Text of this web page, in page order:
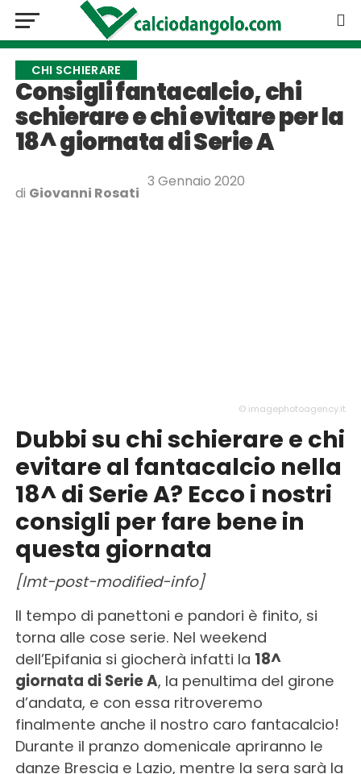
CHI SCHIERARE
Consigli fantacalcio, chi
schierare e chi evitare per la
18^ giornata di Serie A
di Giovanni Rosati
3 Gennaio 2020
© imagephotoagency.it
Dubbi su chi schierare e chi
evitare al fantacalcio nella
18^ di Serie A? Ecco i nostri
consigli per fare bene in
questa giornata
[lmt-post-modified-info]
Il tempo di panettoni e pandori è finito, si
torna alle cose serie. Nel weekend
dell’Epifania si giocherà infatti la 18^
giornata di Serie A, la penultima del girone
d’andata, e con essa ritroveremo
finalmente anche il nostro caro fantacalcio!
Durante il pranzo domenicale apriranno le
danze Brescia e Lazio, mentre la sera sarà la